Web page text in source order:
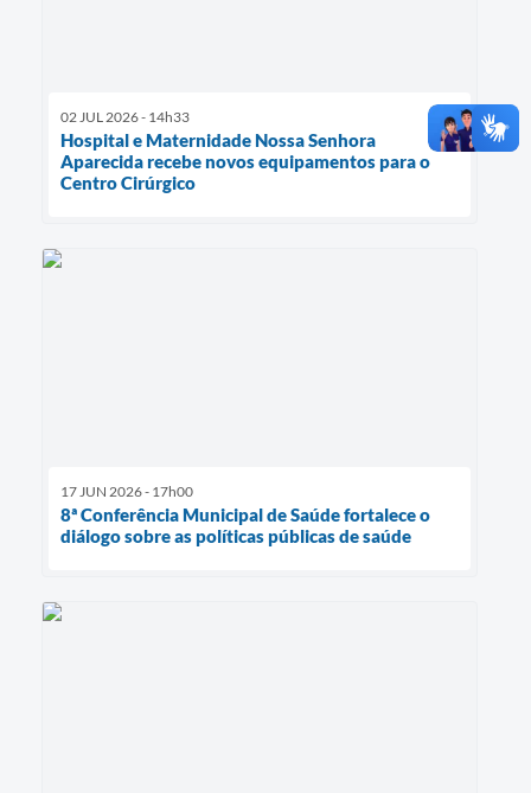
02 JUL 2026 - 14h33
Hospital e Maternidade Nossa Senhora
Aparecida recebe novos equipamentos para o
Centro Cirúrgico
17 JUN 2026 - 17h00
8ª Conferência Municipal de Saúde fortalece o
diálogo sobre as políticas públicas de saúde